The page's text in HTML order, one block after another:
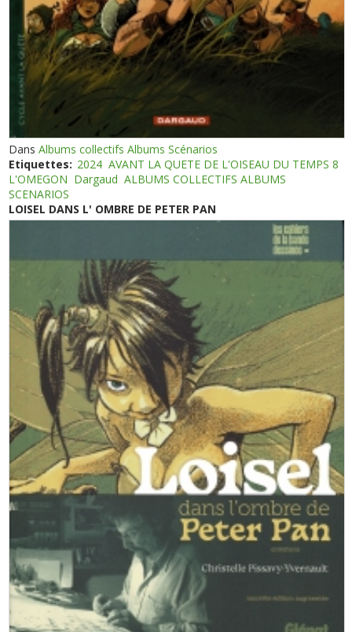
DansAlbums collectifs Albums Scénarios
Etiquettes: 2024 AVANT LA QUETE DE L'OISEAU DU TEMPS 8
L'OMEGON Dargaud ALBUMS COLLECTIFS ALBUMS
SCENARIOS
LOISEL DANS L' OMBRE DE PETER PAN